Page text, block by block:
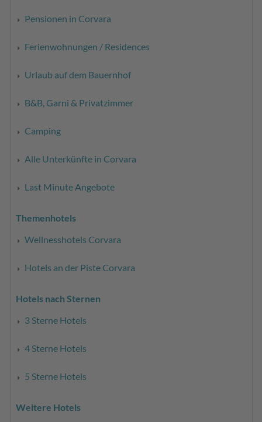
Pensionen in Corvara
Ferienwohnungen / Residences
Urlaub auf dem Bauernhof
B&B, Garni & Privatzimmer
Camping
Alle Unterkünfte in Corvara
Last Minute Angebote
Themenhotels
Wellnesshotels Corvara
Hotels an der Piste Corvara
Hotels nach Sternen
3 Sterne Hotels
4 Sterne Hotels
5 Sterne Hotels
Weitere Hotels